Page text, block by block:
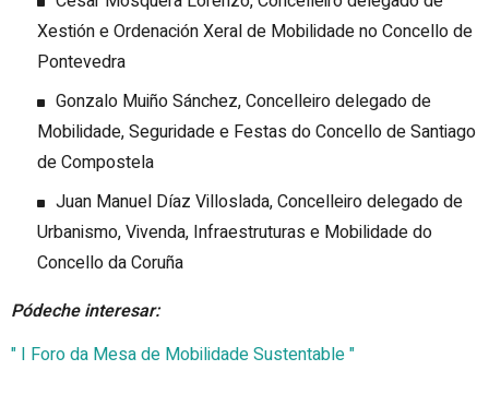
Xestión e Ordenación Xeral de Mobilidade no Concello de
Pontevedra
Gonzalo Muiño Sánchez, Concelleiro delegado de
Mobilidade, Seguridade e Festas do Concello de Santiago
de Compostela
Juan Manuel Díaz Villoslada, Concelleiro delegado de
Urbanismo, Vivenda, Infraestruturas e Mobilidade do
Concello da Coruña
Pódeche interesar:
" I Foro da Mesa de Mobilidade Sustentable "